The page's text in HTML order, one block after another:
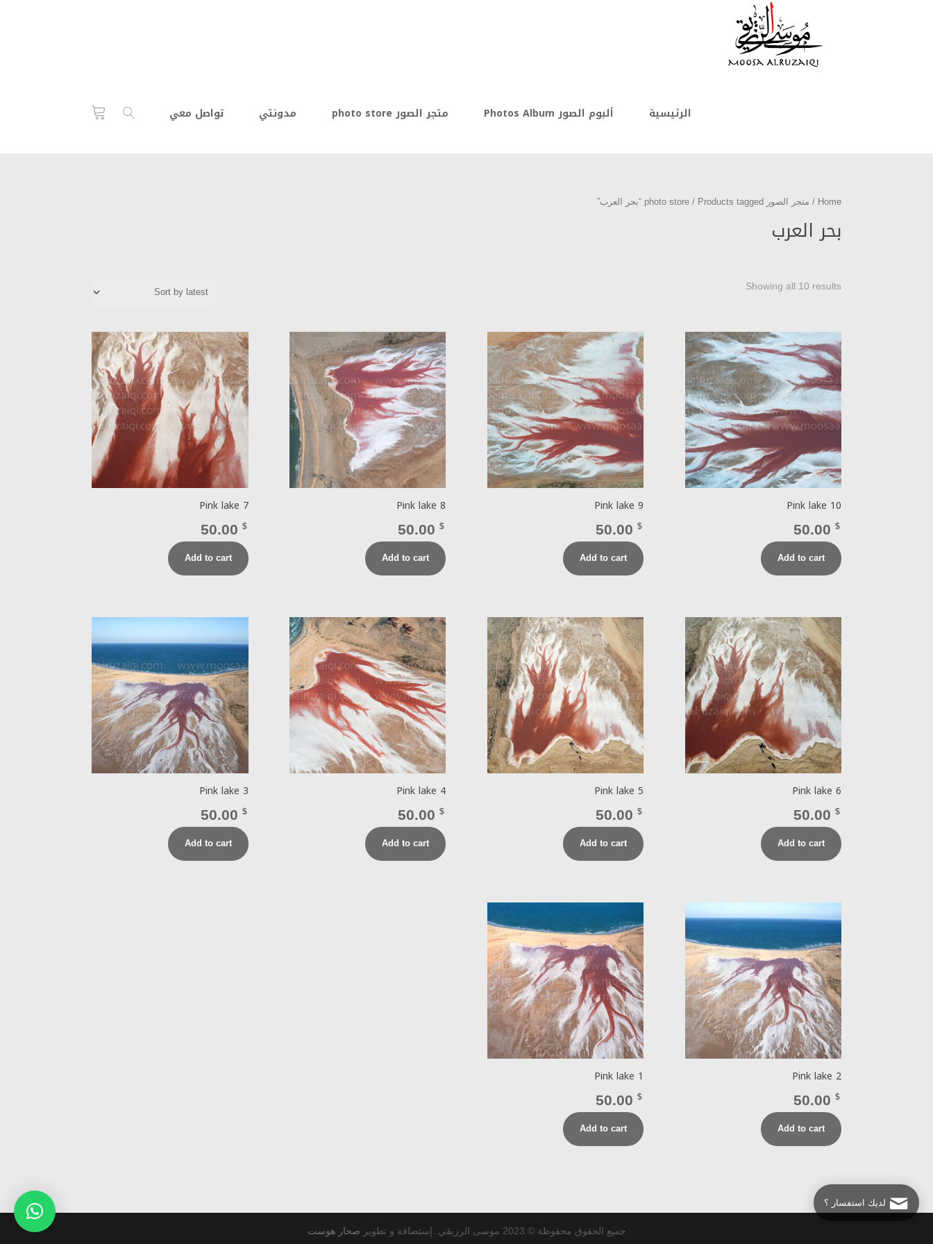
الرئيسية ألبوم الصور Photos Album متجر الصور photo store مدونتي تواصل معي
Home
/ متجر الصور photo store / Products tagged “بحر العرب”
بحر العرب
Showing all 10 results
Pink lake 10
50.00 $
Add to cart
Pink lake 9
50.00$
Add to cart
Pink lake 8
50.00$
Add to cart
Pink lake 7
50.00 $
Add to cart
Pink lake 6
50.00 $
Add to cart
Pink lake 5
50.00$
Add to cart
Pink lake 4
50.00$
Add to cart
Pink lake 3
50.00 $
Add to cart
Pink lake 2
50.00 $
Add to cart
Pink lake 1
50.00$
Add to cart
جميع الحقوق محفوظة © 2023 موسى الرزيقي..إستضافة و تطوير صحار هوست
لديك استفسار ؟